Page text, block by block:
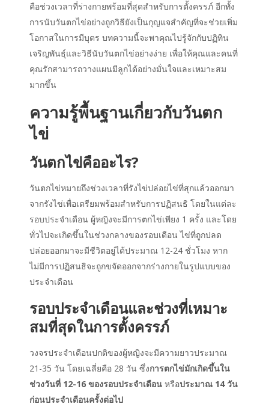
คือช่วงเวลาที่ร่างกายพร้อมที่สุดสำหรับการตั้งครรภ์ อีกทั้ง
การนับวันตกไข่อย่างถูกวิธียังเป็นกุญแจสำคัญที่จะช่วยเพิ่ม
โอกาสในการมีบุตร บทความนี้จะพาคุณไปรู้จักกับปฏิทิน
เจริญพันธุ์และวิธีนับวันตกไข่อย่างง่าย เพื่อให้คุณและคนที่
คุณรักสามารถวางแผนมีลูกได้อย่างมั่นใจและเหมาะสม
มากขึ้น
ความรู้พื้นฐานเกี่ยวกับวันตก
ไข่
วันตกไข่คืออะไร?
วันตกไข่หมายถึงช่วงเวลาที่รังไข่ปล่อยไข่ที่สุกแล้วออกมา
จากรังไข่เพื่อเตรียมพร้อมสำหรับการปฏิสนธิ โดยในแต่ละ
รอบประจำเดือน ผู้หญิงจะมีการตกไข่เพียง 1 ครั้ง และโดย
ทั่วไปจะเกิดขึ้นในช่วงกลางของรอบเดือน ไข่ที่ถูกปลด
ปล่อยออกมาจะมีชีวิตอยู่ได้ประมาณ 12-24 ชั่วโมง หาก
ไม่มีการปฏิสนธิจะถูกขจัดออกจากร่างกายในรูปแบบของ
ประจำเดือน
รอบประจำเดือนและช่วงที่เหมาะ
สมที่สุดในการตั้งครรภ์
วงจรประจำเดือนปกติของผู้หญิงจะมีความยาวประมาณ
21-35 วัน โดยเฉลี่ยคือ 28 วัน ซึ่งการตกไข่มักเกิดขึ้นใน
ช่วงวันที่ 12-16 ของรอบประจำเดือน หรือประมาณ 14 วัน
ก่อนประจำเดือนครั้งต่อไป